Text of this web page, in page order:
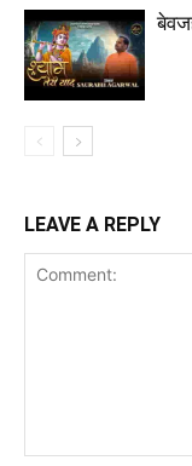
LEAVE A REPLY